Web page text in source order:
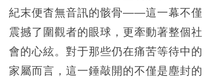
紀末便杳無音訊的骸骨——這一幕不僅
震撼了圍觀者的眼球，更牽動著整個社
會的心絃。對于那些仍在痛苦等待中的
家屬而言，這一錘敲開的不僅是塵封的